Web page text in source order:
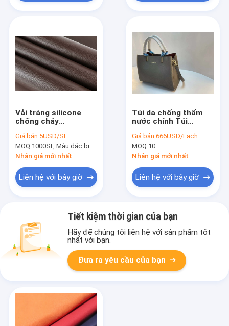
Vải tráng silicone
chống cháy
Kết cấu tinh tế
Giá bán:5USD/SF
MOQ:1000SF, Màu đặc biệt (Màu chủ đạo là đen, nâu và xanh)
Nhận giá mới nhất
Liên hệ với bây giờ
Túi da chống thấm
nước chính Túi
cho iPad
Giá bán:666USD/Each
MOQ:10
Nhận giá mới nhất
Liên hệ với bây giờ
Tiết kiệm thời gian của bạn
Hãy để chúng tôi liên hệ với sản phẩm tốt
nhất với bạn.
Đưa ra yêu cầu của bạn